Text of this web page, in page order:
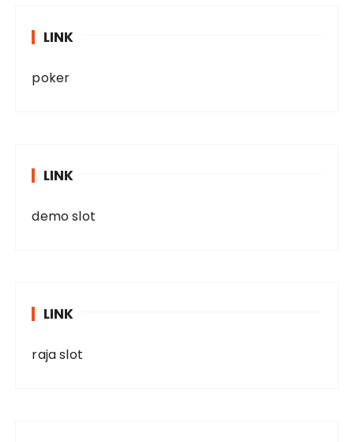
LINK
poker
LINK
demo slot
LINK
raja slot